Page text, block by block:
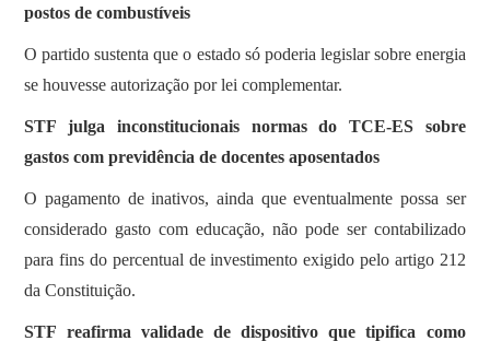
postos de combustíveis
O partido sustenta que o estado só poderia legislar sobre energia
se houvesse autorização por lei complementar.
STF julga inconstitucionais normas do TCE-ES sobre
gastos com previdência de docentes aposentados
O pagamento de inativos, ainda que eventualmente possa ser
considerado gasto com educação, não pode ser contabilizado
para fins do percentual de investimento exigido pelo artigo 212
da Constituição.
STF reafirma validade de dispositivo que tipifica como